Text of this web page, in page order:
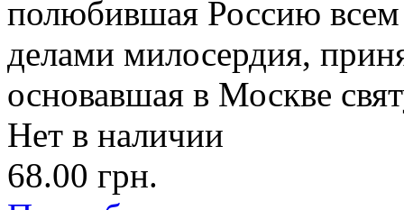
полюбившая Россию всем
делами милосердия,
основавшая в Москве
Нет в наличии
68.00 грн.